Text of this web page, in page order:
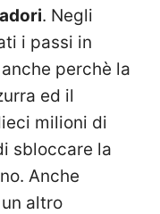
. Negli
i passi in
perchè la
ed il
milioni di
sbloccare la
Anche
altro